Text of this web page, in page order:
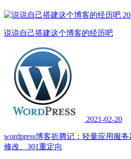
说说自己搭建这个博客的经历吧
2021-02-20
wordpress博客折腾记：轻量应用服
修改、301重定向